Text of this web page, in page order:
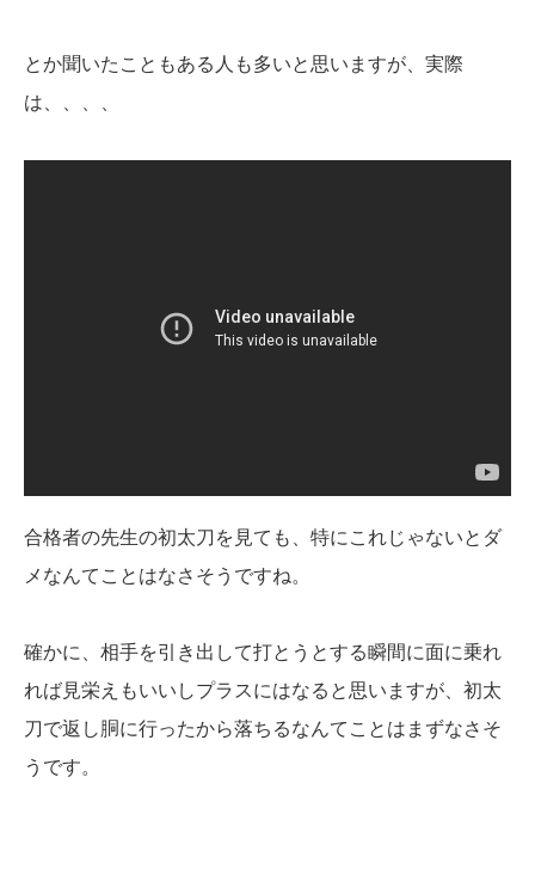
とか聞いたこともある人も多いと思いますが、実際
は、、、、
合格者の先生の初太刀を見ても、特にこれじゃないとダ
メなんてことはなさそうですね。
確かに、相手を引き出して打とうとする瞬間に面に乗れ
れば見栄えもいいしプラスにはなると思いますが、初太
刀で返し胴に行ったから落ちるなんてことはまずなさそ
うです。